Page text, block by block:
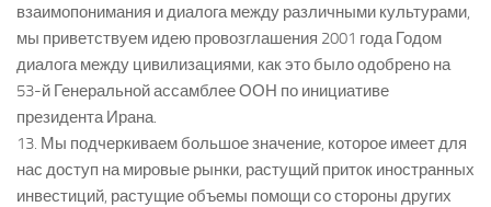
взаимопонимания и диалога между различными культурами,
мы приветствуем идею провозглашения 2001 года Годом
диалога между цивилизациями, как это было одобрено на
53-й Генеральной ассамблее ООН по инициативе
президента Ирана.
13. Мы подчеркиваем большое значение, которое имеет для
нас доступ на мировые рынки, растущий приток иностранных
инвестиций, растущие объемы помощи со стороны других